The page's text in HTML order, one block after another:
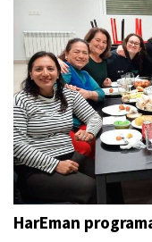
HarEman